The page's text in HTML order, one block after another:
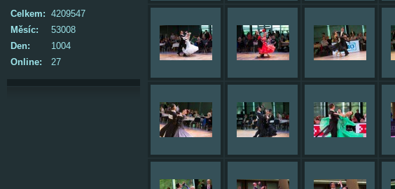
Online: 27
Celkem: 4209547
Měsíc:
53008
Den:
1004